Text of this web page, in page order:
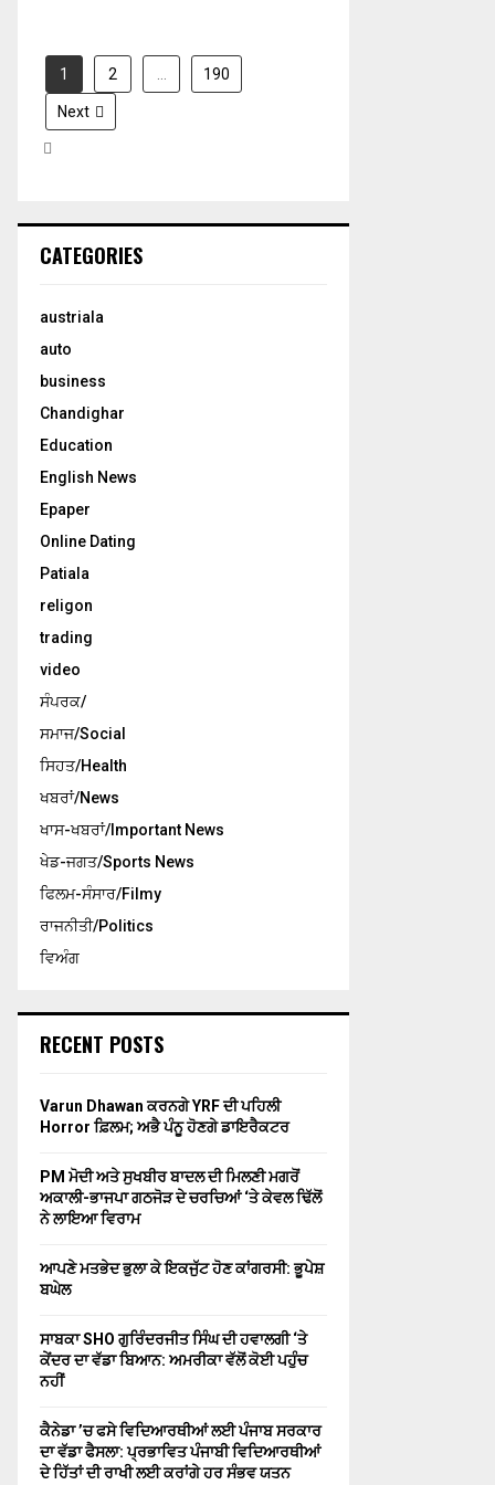
1 2 190
Next
CATEGORIES
austriala
auto
business
Chandighar
Education
English News
Epaper
Online Dating
Patiala
religon
trading
video
ਸੰਪਰਕ/
ਸਮਾਜ/Social
ਸਿਹਤ/Health
ਖਬਰਾਂ/News
ਖਾਸ-ਖਬਰਾਂ/Important News
ਖੇਡ-ਜਗਤ/Sports News
ਫਿਲਮ-ਸੰਸਾਰ/Filmy
ਰਾਜਨੀਤੀ/Politics
ਵਿਅੰਗ
RECENT POSTS
Varun Dhawan ਕਰਨਗੇ YRF ਦੀ ਪਹਿਲੀ
Horror ਫ਼ਿਲਮ; ਅਭੈ ਪੰਨੂ ਹੋਣਗੇ ਡਾਇਰੈਕਟਰ
PM ਮੋਦੀ ਅਤੇ ਸੁਖਬੀਰ ਬਾਦਲ ਦੀ ਮਿਲਣੀ ਮਗਰੋਂ
ਅਕਾਲੀ-ਭਾਜਪਾ ਗਠਜੋੜ ਦੇ ਚਰਚਿਆਂ ‘ਤੇ ਕੇਵਲ ਢਿੱਲੋਂ
ਨੇ ਲਾਇਆ ਵਿਰਾਮ
ਆਪਣੇ ਮਤਭੇਦ ਭੁਲਾ ਕੇ ਇਕਜੁੱਟ ਹੋਣ ਕਾਂਗਰਸੀ: ਭੂਪੇਸ਼
ਬਘੇਲ
ਸਾਬਕਾ SHO ਗੁਰਿੰਦਰਜੀਤ ਸਿੰਘ ਦੀ ਹਵਾਲਗੀ ‘ਤੇ
ਕੇਂਦਰ ਦਾ ਵੱਡਾ ਬਿਆਨ: ਅਮਰੀਕਾ ਵੱਲੋਂ ਕੋਈ ਪਹੁੰਚ
ਨਹੀਂ
ਕੈਨੇਡਾ ’ਚ ਫਸੇ ਵਿਦਿਆਰਥੀਆਂ ਲਈ ਪੰਜਾਬ ਸਰਕਾਰ
ਦਾ ਵੱਡਾ ਫੈਸਲਾ: ਪ੍ਰਭਾਵਿਤ ਪੰਜਾਬੀ ਵਿਦਿਆਰਥੀਆਂ
ਦੇ ਹਿੱਤਾਂ ਦੀ ਰਾਖੀ ਲਈ ਕਰਾਂਗੇ ਹਰ ਸੰਭਵ ਯਤਨ